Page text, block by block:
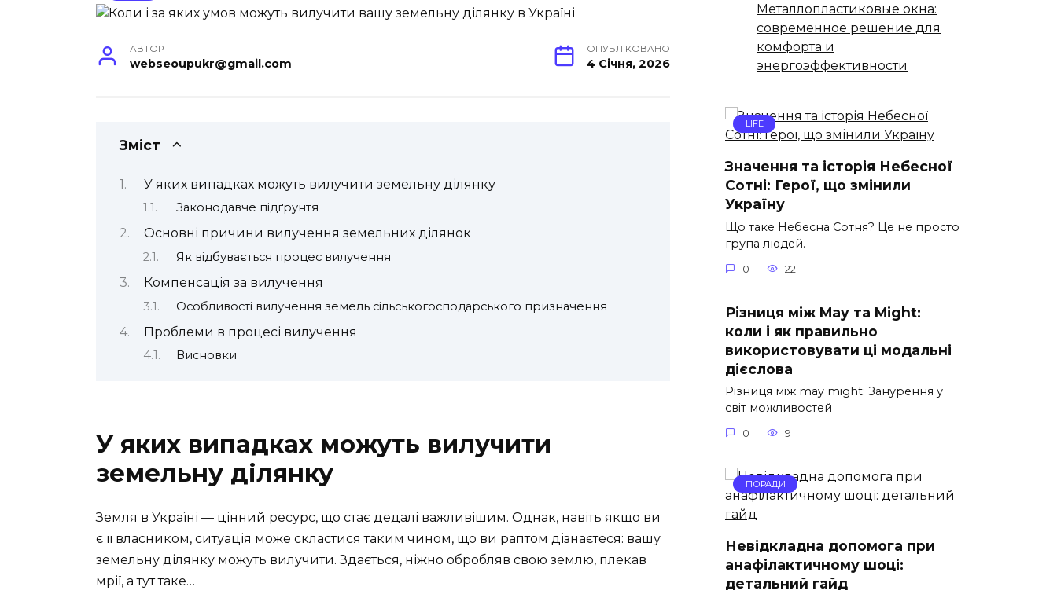
АВТОР
webseoupukr@gmail.com
ОПУБЛІКОВАНО
4 Січня, 2026
Зміст
У яких випадках можуть вилучити земельну ділянку
Законодавче підґрунтя
Основні причини вилучення земельних ділянок
Як відбувається процес вилучення
Компенсація за вилучення
Особливості вилучення земель сільськогосподарського призначення
Проблеми в процесі вилучення
Висновки
У яких випадках можуть вилучити
земельну ділянку
Земля в Україні — цінний ресурс, що стає дедалі важливішим. Однак, навіть якщо ви
є її власником, ситуація може скластися таким чином, що ви раптом дізнаєтеся: вашу
земельну ділянку можуть вилучити. Здається, ніжно обробляв свою землю, плекав
мрії, а тут таке…
Металлопластиковые окна:
современное решение для
комфорта и
энергоэффективности
LIFE
Значення та історія Небесної
Сотні: Герої, що змінили
Україну
Що таке Небесна Сотня? Це не просто
група людей.
0 22
Різниця між May та Might:
коли і як правильно
використовувати ці модальні
дієслова
Різниця між may might: Занурення у
світ можливостей
0 9
ПОРАДИ
Невідкладна допомога при
анафілактичному шоці:
детальний гайд